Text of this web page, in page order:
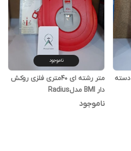
متر رشته ای 30 متری فلزی دسته
ناموجود
متر رشته ای 40متری فلزی روکش
دار BMI مدلRadius
ناموجود